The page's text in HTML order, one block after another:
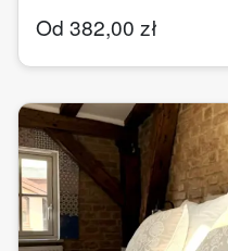
Od 382,00 zł